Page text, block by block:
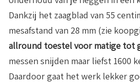
Dankzij het zaagblad van 55
mesafstand van 28 mm (zie
allround toestel voor matige tot
messen snijden maar liefst 1600
Daardoor gaat het werk lekker